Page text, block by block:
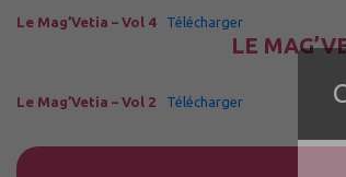
Le Mag’Vetia – Vol 4 Télécharger
LE
Le Mag’Vetia – Vol 2 Télécharger